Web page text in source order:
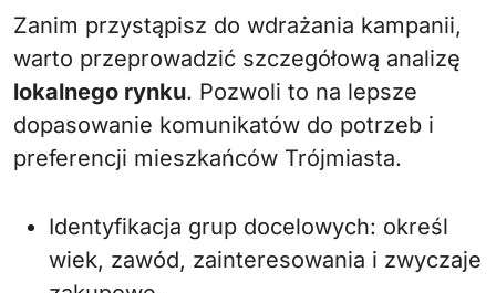
Zanim przystąpisz do wdrażania kampanii,
warto przeprowadzić szczegółową analizę
lokalnego rynku. Pozwoli to na lepsze
dopasowanie komunikatów do potrzeb i
preferencji mieszkańców Trójmiasta.
Identyfikacja grup docelowych: określ
wiek, zawód, zainteresowania i zwyczaje